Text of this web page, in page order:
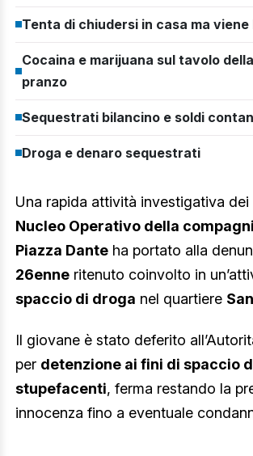
Tenta di chiudersi in casa ma
Cocaina e marijuana sul tavolo
pranzo
Sequestrati bilancino e soldi
Droga e denaro sequestrati
Una rapida attività investigativa dei
Nucleo Operativo della
Piazza Dante ha portato alla
26enne ritenuto coinvolto in
spaccio di droga nel quartiere
Il giovane è stato deferito
per detenzione ai fini di spaccio
stupefacenti, ferma restando la
innocenza fino a eventuale